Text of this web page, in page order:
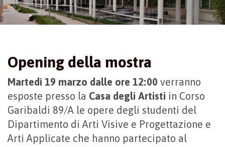
Opening della mostra
Martedì 19 marzo dalle ore 12:00 verranno
esposte presso la Casa degli Artisti in Corso
Garibaldi 89/A le opere degli studenti del
Dipartimento di Arti Visive e Progettazione e
Arti Applicate che hanno partecipato al